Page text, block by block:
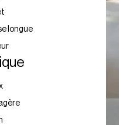
longue